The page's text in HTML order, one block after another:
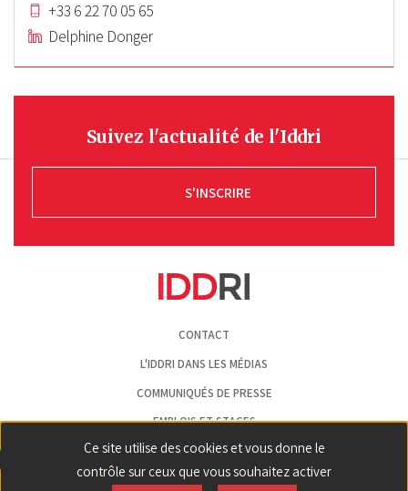
+33 6 22 70 05 65
Delphine Donger
Suivez l'actualité de l'Iddri
S'INSCRIRE
CONTACT
L'IDDRI DANS LES MÉDIAS
COMMUNIQUÉS DE PRESSE
EMPLOIS ET STAGES
MENTIONS LÉGALES
GESTION DES COOKIES
Ce site utilise des cookies et vous donne le
contrôle sur ceux que vous souhaitez activer